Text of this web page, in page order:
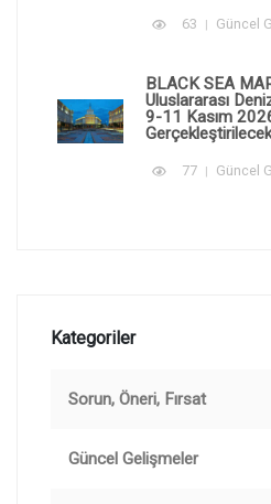
63 Güncel
BLACK SEA
Uluslararası
9-11 Kasım
Gerçekleştirilecek
77 Güncel
Kategoriler
Sorun, Öneri, Fırsat
Güncel Gelişmeler